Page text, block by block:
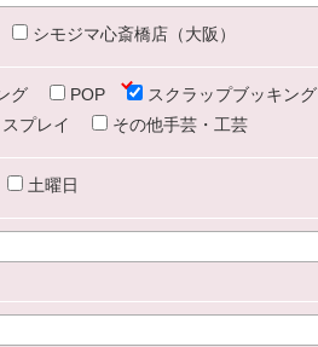
シモジマ心斎橋店（大阪）
グ POP
スクラップブッキング
プレイ その他手芸・工芸
土曜日